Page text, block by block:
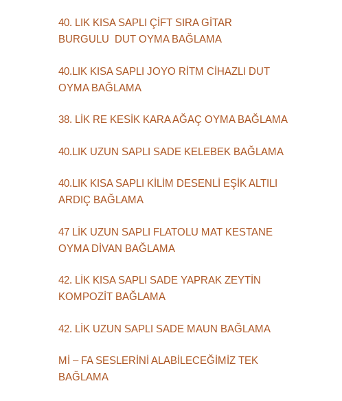
40. LIK KISA SAPLI ÇİFT SIRA GİTAR
BURGULU DUT OYMA BAĞLAMA
40.LIK KISA SAPLI JOYO RİTM CİHAZLI DUT
OYMA BAĞLAMA
38. LİK RE KESİK KARA AĞAÇ OYMA BAĞLAMA
40.LIK UZUN SAPLI SADE KELEBEK BAĞLAMA
40.LIK KISA SAPLI KİLİM DESENLİ EŞİK ALTILI
ARDIÇ BAĞLAMA
47 LİK UZUN SAPLI FLATOLU MAT KESTANE
OYMA DİVAN BAĞLAMA
42. LİK KISA SAPLI SADE YAPRAK ZEYTİN
KOMPOZİT BAĞLAMA
42. LİK UZUN SAPLI SADE MAUN BAĞLAMA
Mİ – FA SESLERİNİ ALABİLECEĞİMİZ TEK
BAĞLAMA